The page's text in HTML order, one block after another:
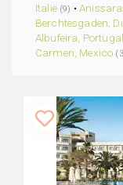
Italië (9) •
Berchtesgaden,
Albufeira, Portugal
Carmen, Mexico